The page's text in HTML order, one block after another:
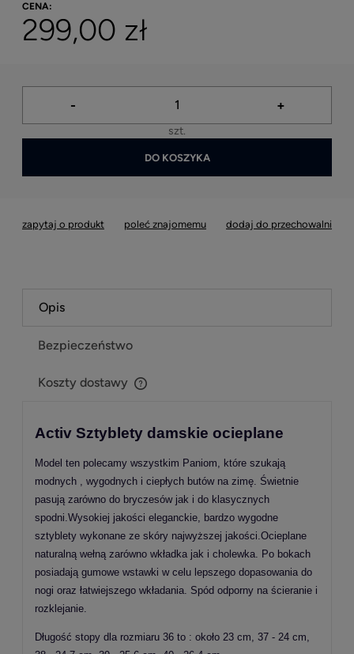
CENA:
299,00 zł
- +
szt.
DO KOSZYKA
zapytaj o produkt poleć znajomemu dodaj do przechowalni
Opis
Bezpieczeństwo
Koszty dostawy
Activ Sztyblety damskie ocieplane
Model ten polecamy wszystkim Paniom, które szukają
modnych , wygodnych i ciepłych butów na zimę. Świetnie
pasują zarówno do bryczesów jak i do klasycznych
spodni.Wysokiej jakości eleganckie, bardzo wygodne
sztyblety wykonane ze skóry najwyższej jakości.Ocieplane
naturalną wełną zarówno wkładka jak i cholewka. Po bokach
posiadają gumowe wstawki w celu lepszego dopasowania do
nogi oraz łatwiejszego wkładania. Spód odporny na ścieranie i
rozklejanie.
Długość stopy dla rozmiaru 36 to : około 23 cm, 37 - 24 cm,